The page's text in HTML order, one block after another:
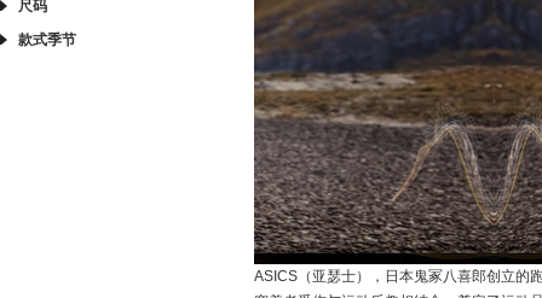
尺码
款式季节
ASICS（亚瑟士），日本鬼冢八喜郎创立的